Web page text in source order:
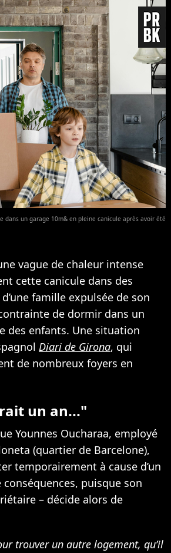
dans un garage 10m& en pleine canicule après avoir été
vague de chaleur intense
cette canicule dans des
famille expulsée de son
de dormir dans un
des enfants. Une situation
Diari de Girona, qui
de nombreux foyers en
un an..."
Younnes Oucharaa, employé
(quartier de Barcelone),
temporairement à cause d’un
puisque son
– décide alors de
trouver un autre logement, qu’il